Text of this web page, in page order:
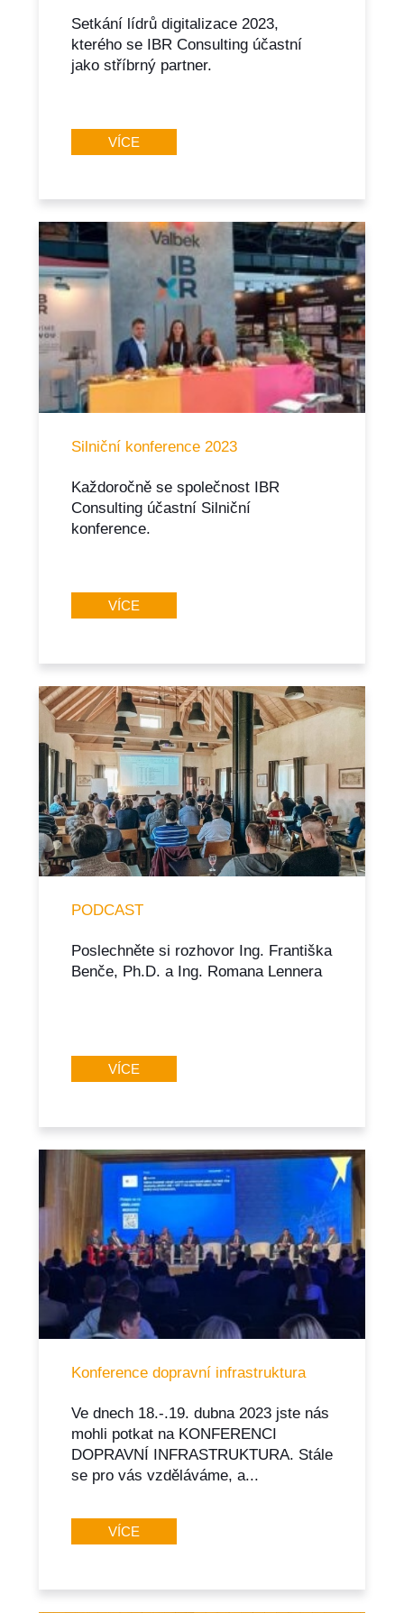
Setkání lídrů digitalizace 2023,
kterého se IBR Consulting účastní
jako stříbrný partner.
VÍCE
Silniční konference 2023
Každoročně se společnost IBR
Consulting účastní Silniční
konference.
VÍCE
PODCAST
Poslechněte si rozhovor Ing. Františka
Benče, Ph.D. a Ing. Romana Lennera
VÍCE
Konference dopravní infrastruktura
Ve dnech 18.-.19. dubna 2023 jste nás
mohli potkat na KONFERENCI
DOPRAVNÍ INFRASTRUKTURA. Stále
se pro vás vzděláváme, a...
VÍCE